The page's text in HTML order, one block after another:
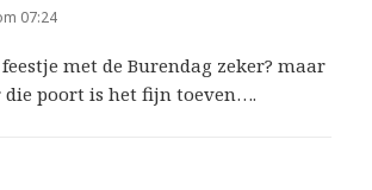
07:24
met de Burendag zeker? maar
die poort is het fijn toeven….